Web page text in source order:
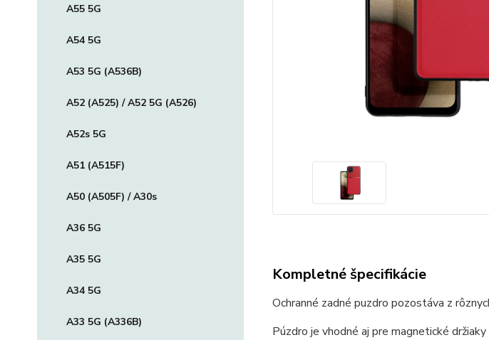
A55 5G
A54 5G
A53 5G (A536B)
A52 (A525) / A52 5G (A526)
A52s 5G
A51 (A515F)
A50 (A505F) / A30s
A36 5G
A35 5G
A34 5G
A33 5G (A336B)
Kompletné špecifikácie
Ochranné zadné puzdro pozostáva z
Púzdro je vhodné aj pre magnetické